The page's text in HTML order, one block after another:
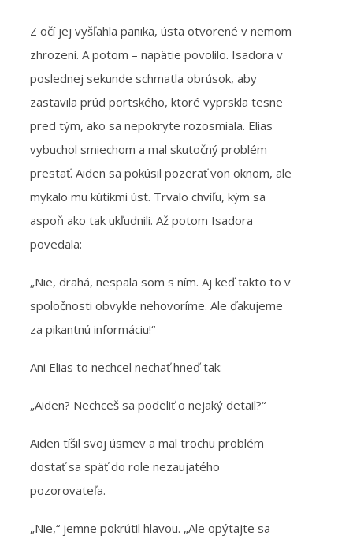
Z očí jej vyšľahla panika, ústa otvorené v nemom
zhrození. A potom – napätie povolilo. Isadora v
poslednej sekunde schmatla obrúsok, aby
zastavila prúd portského, ktoré vyprskla tesne
pred tým, ako sa nepokryte rozosmiala. Elias
vybuchol smiechom a mal skutočný problém
prestať. Aiden sa pokúsil pozerať von oknom, ale
mykalo mu kútikmi úst. Trvalo chvíľu, kým sa
aspoň ako tak ukľudnili. Až potom Isadora
povedala:
„Nie, drahá, nespala som s ním. Aj keď takto to v
spoločnosti obvykle nehovoríme. Ale ďakujeme
za pikantnú informáciu!“
Ani Elias to nechcel nechať hneď tak:
„Aiden? Nechceš sa podeliť o nejaký detail?“
Aiden tíšil svoj úsmev a mal trochu problém
dostať sa späť do role nezaujatého
pozorovateľa.
„Nie,“ jemne pokrútil hlavou. „Ale opýtajte sa